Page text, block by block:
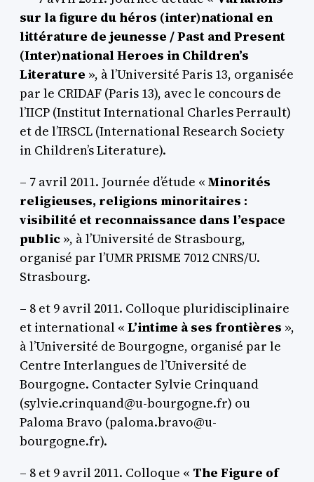
sur la figure du héros (inter)national en
littérature de jeunesse / Past and Present
(Inter)national Heroes in Children’s
Literature », à l’Université Paris 13, organisée
par le CRIDAF (Paris 13), avec le concours de
l’IICP (Institut International Charles Perrault)
et de l’IRSCL (International Research Society
in Children’s Literature).
– 7 avril 2011. Journée d’étude « Minorités
religieuses, religions minoritaires :
visibilité et reconnaissance dans l’espace
public », à l’Université de Strasbourg,
organisé par l’UMR PRISME 7012 CNRS/U.
Strasbourg.
– 8 et 9 avril 2011. Colloque pluridisciplinaire
et international « L’intime à ses frontières »,
à l’Université de Bourgogne, organisé par le
Centre Interlangues de l’Université de
Bourgogne. Contacter Sylvie Crinquand
(sylvie.crinquand@u-bourgogne.fr) ou
Paloma Bravo (paloma.bravo@u-
bourgogne.fr).
– 8 et 9 avril 2011. Colloque « The Figure of